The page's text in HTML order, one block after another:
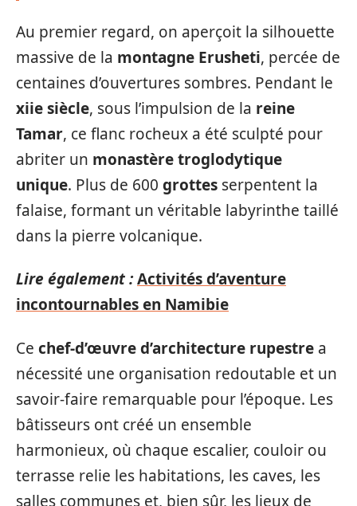
Au premier regard, on aperçoit la silhouette
massive de la montagne Erusheti, percée de
centaines d’ouvertures sombres. Pendant le
xiie siècle, sous l’impulsion de la reine
Tamar, ce flanc rocheux a été sculpté pour
abriter un monastère troglodytique
unique. Plus de 600 grottes serpentent la
falaise, formant un véritable labyrinthe taillé
dans la pierre volcanique.
Lire également :Activités d’aventure
incontournables en Namibie
Ce chef-d’œuvre d’architecture rupestre a
nécessité une organisation redoutable et un
savoir-faire remarquable pour l’époque. Les
bâtisseurs ont créé un ensemble
harmonieux, où chaque escalier, couloir ou
terrasse relie les habitations, les caves, les
salles communes et, bien sûr, les lieux de